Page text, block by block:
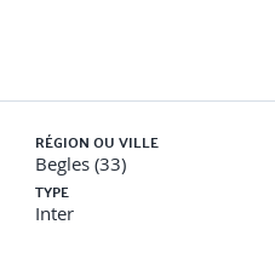
RÉGION OU VILLE
Begles (33)
TYPE
Inter